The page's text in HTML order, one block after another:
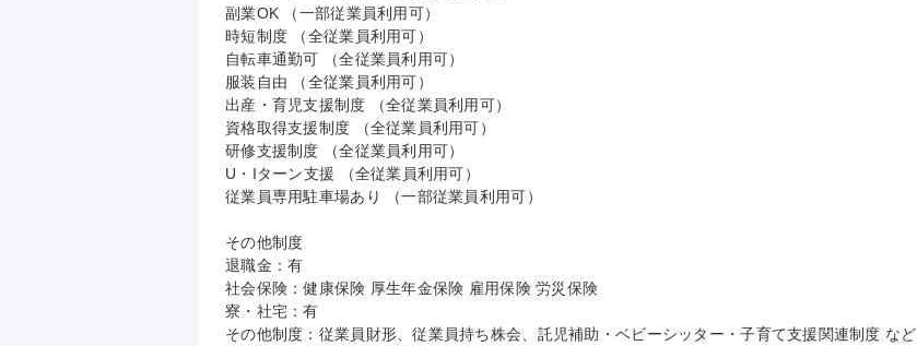
副業OK （一部従業員利用可）
時短制度 （全従業員利用可）
自転車通勤可 （全従業員利用可）
服装自由 （全従業員利用可）
出産・育児支援制度 （全従業員利用可）
資格取得支援制度 （全従業員利用可）
研修支援制度 （全従業員利用可）
U・Iターン支援 （全従業員利用可）
従業員専用駐車場あり （一部従業員利用可）
その他制度
退職金：有
社会保険：健康保険 厚生年金保険 雇用保険 労災保険
寮・社宅：有
その他制度：従業員財形、従業員持ち株会、託児補助・ベビーシッター・子育て支援関連制度 など